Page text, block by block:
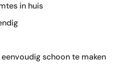
Nee
in huis
schoon te maken